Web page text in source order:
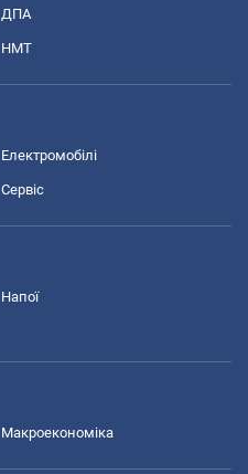
ДПА
НМТ
Електромобілі
Сервіс
Напої
Макроекономіка